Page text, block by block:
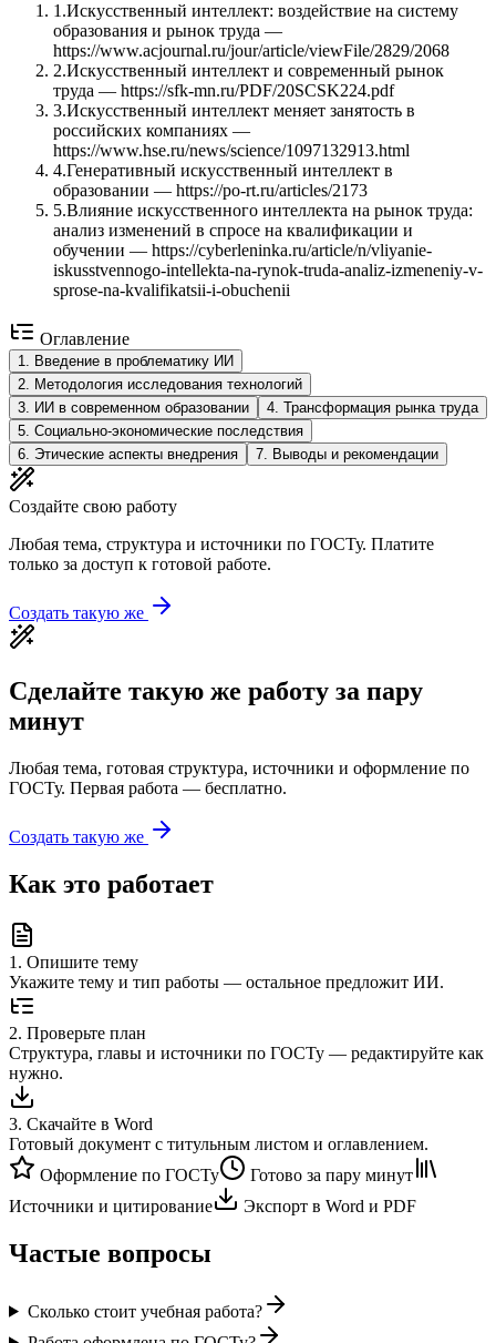
1 .Искусственный интеллект: воздействие на систему
образования и рынок труда —
https://www.acjournal.ru/jour/article/viewFile/2829/2068
2.Искусственный интеллект и современный рынок
труда — https://sfk-mn.ru/PDF/20SCSK224.pdf
3.Искусственный интеллект меняет занятость в
российских компаниях —
https://www.hse.ru/news/science/1097132913.html
4.Генеративный искусственный интеллект в
образовании — https://po-rt.ru/articles/2173
5.Влияние искусственного интеллекта на рынок труда:
анализ изменений в спросе на квалификации и
обучении — https://cyberleninka.ru/article/n/vliyanie-
iskusstvennogo-intellekta-na-rynok-truda-analiz-izmeneniy-v-
sprose-na-kvalifikatsii-i-obuchenii
Оглавление
1. Введение в проблематику ИИ
2. Методология исследования технологий
3. ИИ в современном образовании 4. Трансформация рынка труда
5. Социально-экономические последствия
6. Этические аспекты внедрения 7. Выводы и рекомендации
Создайте свою работу
Любая тема, структура и источники по ГОСТу. Платите
только за доступ к готовой работе.
Создать такую же
Сделайте такую же работу за пару
минут
Любая тема, готовая структура, источники и оформление по
ГОСТу. Первая работа — бесплатно.
Создать такую же
Как это работает
1 . Опишите тему
Укажите тему и тип работы — остальное предложит ИИ.
2. Проверьте план
Структура, главы и источники по ГОСТу — редактируйте как
нужно.
3. Скачайте в Word
Готовый документ с титульным листом и оглавлением.
Оформление по ГОСТу
Готово за пару минут
Источники и цитирование
Экспорт в Word и PDF
Частые вопросы
Сколько стоит учебная работа?